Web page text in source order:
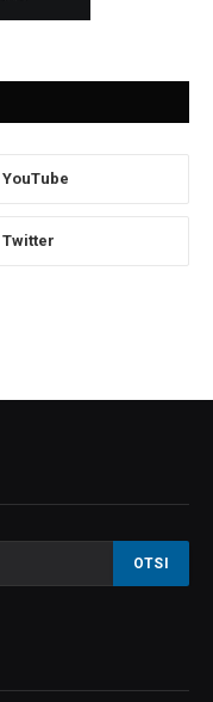
YouTube
Twitter